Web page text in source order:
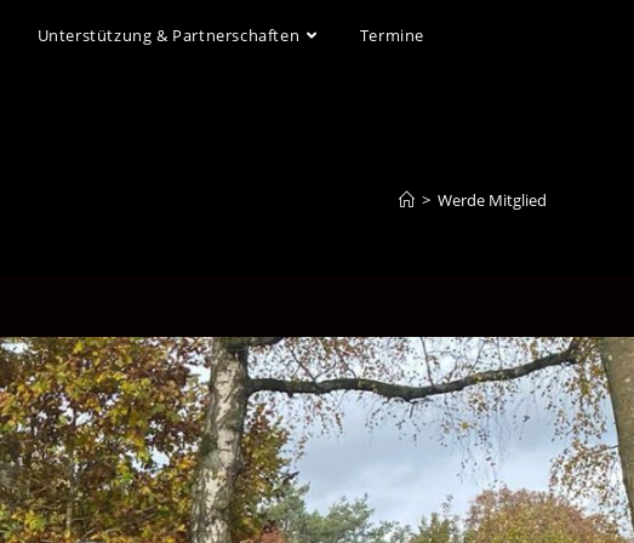
Unterstützung & Partnerschaften Termine
> Werde Mitglied